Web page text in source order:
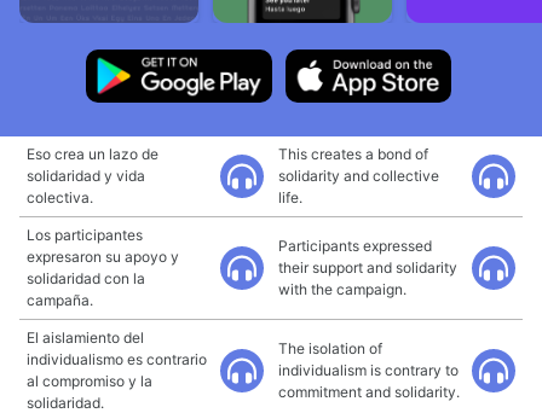
Eso crea un lazo de
solidaridad y vida
colectiva.
This creates a bond of
solidarity and collective
life.
Los participantes
expresaron su apoyo y
solidaridad con la
campaña.
Participants expressed
their support and solidarity
with the campaign.
El aislamiento del
individualismo es contrario
al compromiso y la
solidaridad.
The isolation of
individualism is contrary to
commitment and solidarity.